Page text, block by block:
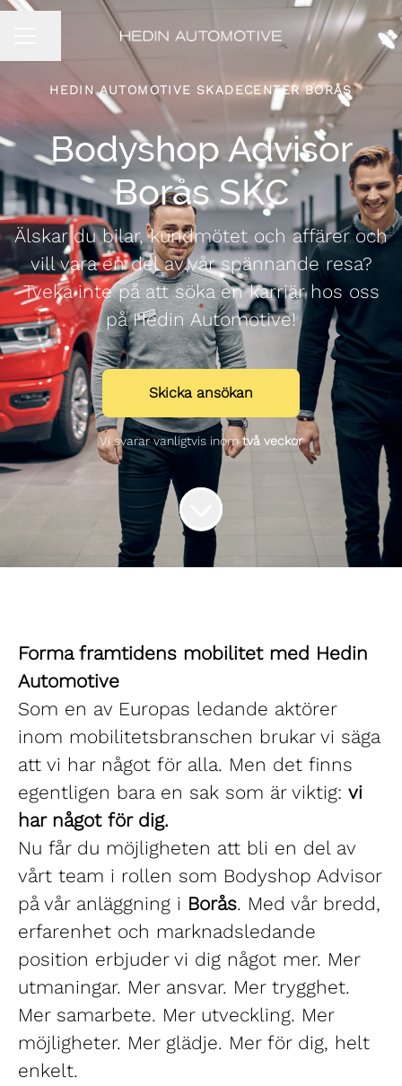
HEDIN AUTOMOTIVE SKADECENTER BORÅS
Bodyshop Advisor
Borås SKC
Älskar du bilar, kundmötet och affärer och
vill vara en del av vår spännande resa?
Tveka inte på att söka en karriär hos oss
på Hedin Automotive!
Skicka ansökan
Vi svarar vanligtvis inomtvå veckor
Forma framtidens mobilitet med Hedin
Automotive
Som en av Europas ledande aktörer
inom mobilitetsbranschen brukar vi säga
att vi har något för alla. Men det finns
egentligen bara en sak som är viktig: vi
har något för dig.
Nu får du möjligheten att bli en del av
vårt team i rollen som Bodyshop Advisor
på vår anläggning i Borås. Med vår bredd,
erfarenhet och marknadsledande
position erbjuder vi dig något mer. Mer
utmaningar. Mer ansvar. Mer trygghet.
Mer samarbete. Mer utveckling. Mer
möjligheter. Mer glädje. Mer för dig, helt
enkelt.